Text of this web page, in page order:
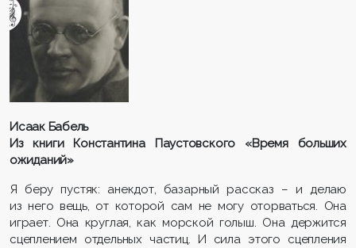
Исаак Бабель
Из книги Константина Паустовского «Время больших
ожиданий»
Я беру пустяк: анекдот, базарный рассказ – и делаю
из него вещь, от которой сам не могу оторваться. Она
играет. Она круглая, как морской голыш. Она держится
сцеплением отдельных частиц. И сила этого сцепления